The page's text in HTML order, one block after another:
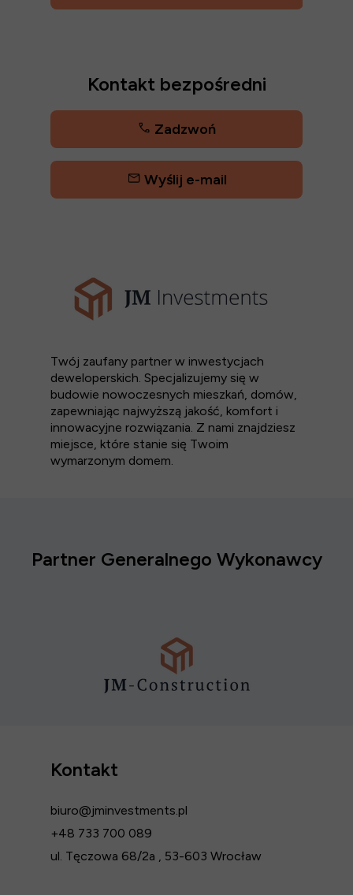
Kontakt
Kontakt bezpośredni
Wyślij e-mail
Zadzwoń
Partner Generalnego Wykonawcy
Twój zaufany partner w inwestycjach
deweloperskich. Specjalizujemy się w
budowie nowoczesnych mieszkań, domów,
zapewniając najwyższą jakość, komfort i
innowacyjne rozwiązania. Z nami znajdziesz
miejsce, które stanie się Twoim
wymarzonym domem.
biuro@jminvestments.pl
+48 733 700 089
ul. Tęczowa 68/2a , 53-603 Wrocław